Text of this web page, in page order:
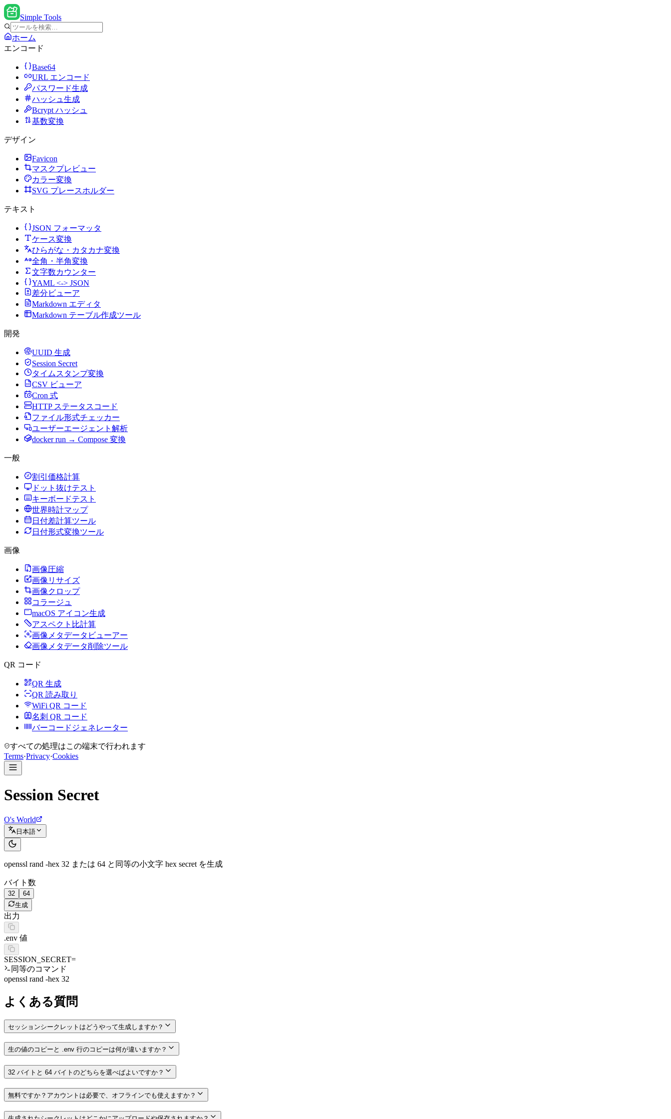
Simple Tools
ホーム
エンコード
Base64
URL エンコード
パスワード生成
ハッシュ生成
Bcrypt ハッシュ
基数変換
デザイン
Favicon
マスクプレビュー
カラー変換
SVG プレースホルダー
テキスト
JSON フォーマッタ
ケース変換
ひらがな・カタカナ変換
全角・半角変換
文字数カウンター
YAML <-> JSON
差分ビューア
Markdown エディタ
Markdown テーブル作成ツール
開発
UUID 生成
Session Secret
タイムスタンプ変換
CSV ビューア
Cron 式
HTTP ステータスコード
ファイル形式チェッカー
ユーザーエージェント解析
docker run → Compose 変換
一般
割引価格計算
ドット抜けテスト
キーボードテスト
世界時計マップ
日付差計算ツール
日付形式変換ツール
画像
画像圧縮
画像リサイズ
画像クロップ
コラージュ
macOS アイコン生成
アスペクト比計算
画像メタデータビューアー
画像メタデータ削除ツール
QR コード
QR 生成
QR 読み取り
WiFi QR コード
名刺 QR コード
バーコードジェネレーター
すべての処理はこの端末で行われます
Terms·Privacy·Cookies
Session Secret
O's World
日本語
openssl rand -hex 32 または 64 と同等の小文字 hex secret を生成
バイト数
32
64
生成
出力
.env 値
SESSION_SECRET=
同等のコマンド
openssl rand -hex 32
よくある質問
セッションシークレットはどうやって生成しますか？
生の値のコピーと .env 行のコピーは何が違いますか？
32 バイトと 64 バイトのどちらを選べばよいですか？
無料ですか？アカウントは必要で、オフラインでも使えますか？